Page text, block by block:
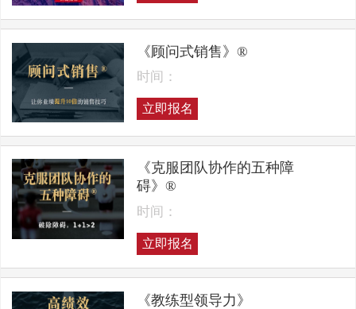
《顾问式销售》®
时间：
立即报名
《克服团队协作的五种障
碍》®
时间：
立即报名
《教练型领导力》